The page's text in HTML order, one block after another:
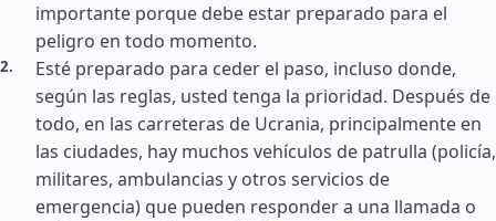
importante porque debe estar preparado para el
peligro en todo momento.
Esté preparado para ceder el paso, incluso donde,
según las reglas, usted tenga la prioridad. Después de
todo, en las carreteras de Ucrania, principalmente en
las ciudades, hay muchos vehículos de patrulla (policía,
militares, ambulancias y otros servicios de
emergencia) que pueden responder a una llamada o